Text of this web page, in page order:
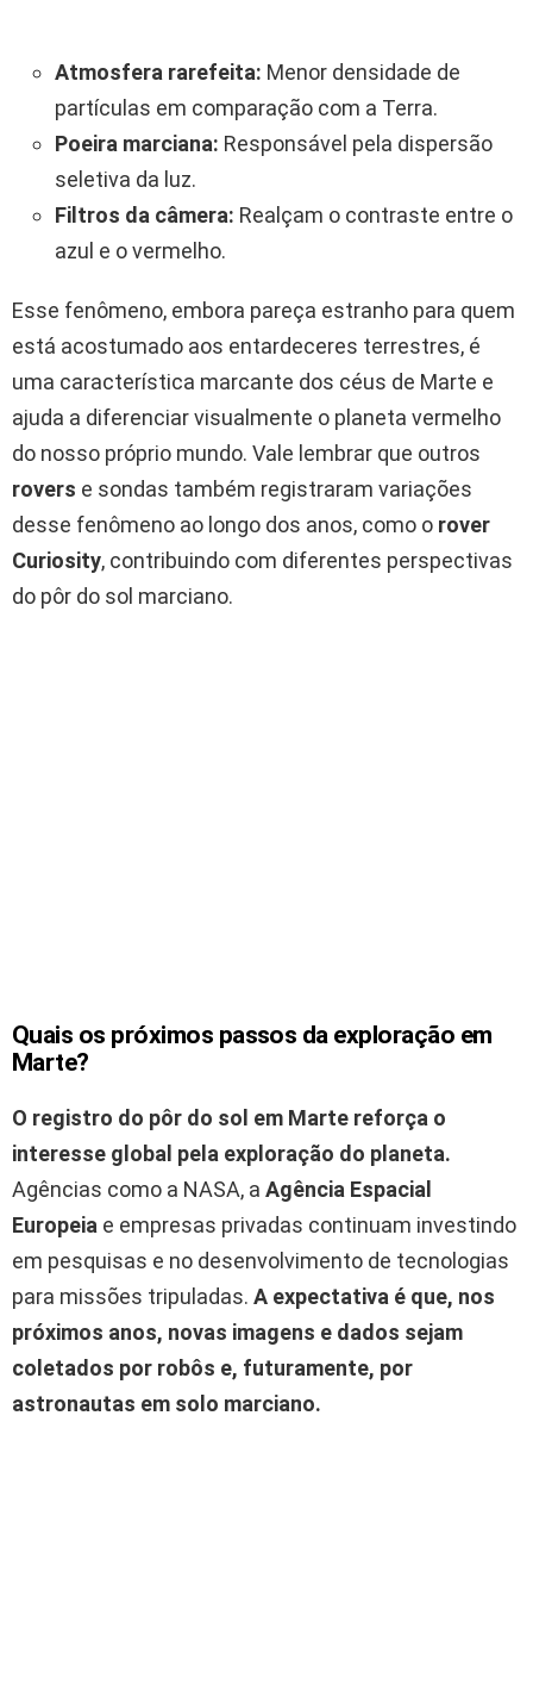
Atmosfera rarefeita: Menor densidade de
partículas em comparação com a Terra.
Poeira marciana: Responsável pela dispersão
seletiva da luz.
Filtros da câmera: Realçam o contraste entre o
azul e o vermelho.
Esse fenômeno, embora pareça estranho para quem
está acostumado aos entardeceres terrestres, é
uma característica marcante dos céus de Marte e
ajuda a diferenciar visualmente o planeta vermelho
do nosso próprio mundo. Vale lembrar que outros
rovers e sondas também registraram variações
desse fenômeno ao longo dos anos, como o rover
Curiosity, contribuindo com diferentes perspectivas
do pôr do sol marciano.
Quais os próximos passos da exploração em
Marte?
O registro do pôr do sol em Marte reforça o
interesse global pela exploração do planeta.
Agências como a NASA, a Agência Espacial
Europeia e empresas privadas continuam investindo
em pesquisas e no desenvolvimento de tecnologias
para missões tripuladas. A expectativa é que, nos
próximos anos, novas imagens e dados sejam
coletados por robôs e, futuramente, por
astronautas em solo marciano.